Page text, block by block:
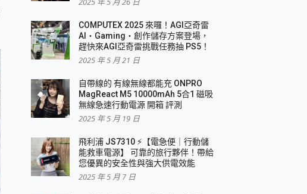
COMPUTEX 2025 來囉！AGI亞奇雷
AI・Gaming・創作儲存方案登場，
趕快來AGI亞奇雷挑戰任務抽 PS5！
2025 年 5 月 21 日
自帶線的 有線無線都能充 ONPRO
MagReact M5 10000mAh 5合1 磁吸
無線急速行動電源 開箱 評測
2025 年 5 月 19 日
飛利浦 JS7310 ⚡【電急便｜行動儲
能救車電源】 可靠的旅行夥伴！帶給
您優異的安全性與強大供電效能
2025 年 5 月 7 日